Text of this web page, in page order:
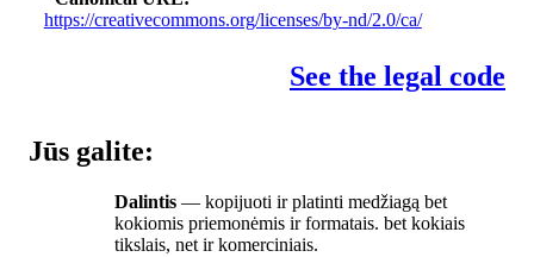
https://creativecommons.org/licenses/by-nd/2.0/ca/
See the legal code
Jūs galite:
Dalintis — kopijuoti ir platinti medžiagą bet
kokiomis priemonėmis ir formatais. bet kokiais
tikslais, net ir komerciniais.